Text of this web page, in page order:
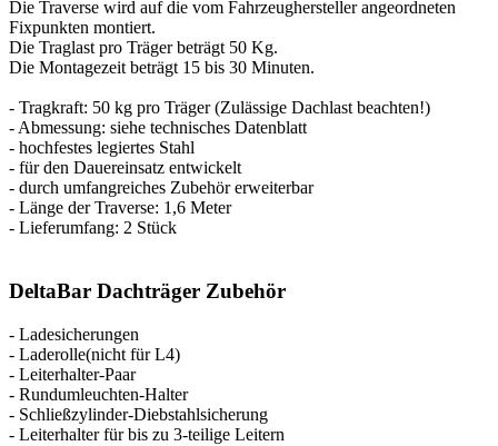
Die Traverse wird auf die vom Fahrzeughersteller angeordneten
Fixpunkten montiert.
Die Traglast pro Träger beträgt 50 Kg.
Die Montagezeit beträgt 15 bis 30 Minuten.
- Tragkraft: 50 kg pro Träger (Zulässige Dachlast beachten!)
- Abmessung: siehe technisches Datenblatt
- hochfestes legiertes Stahl
- für den Dauereinsatz entwickelt
- durch umfangreiches Zubehör erweiterbar
- Länge der Traverse: 1,6 Meter
- Lieferumfang: 2 Stück
DeltaBar Dachträger Zubehör
- Ladesicherungen
- Laderolle(nicht für L4)
- Leiterhalter-Paar
- Rundumleuchten-Halter
- Schließzylinder-Diebstahlsicherung
- Leiterhalter für bis zu 3-teilige Leitern